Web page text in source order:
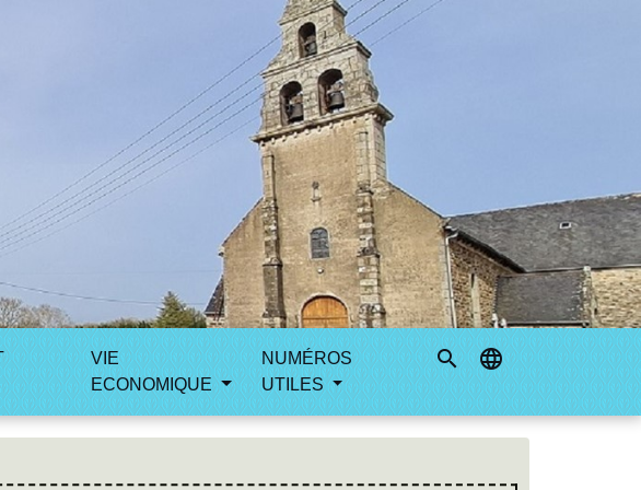
VIE
ECONOMIQUE
NUMÉROS
UTILES
search language